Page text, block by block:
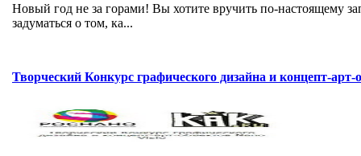
Новый год не за горами! Вы хотите вручить по-настоящему
задуматься о том, ка...
Творческий Конкурс графического дизайна и концепт-арт-